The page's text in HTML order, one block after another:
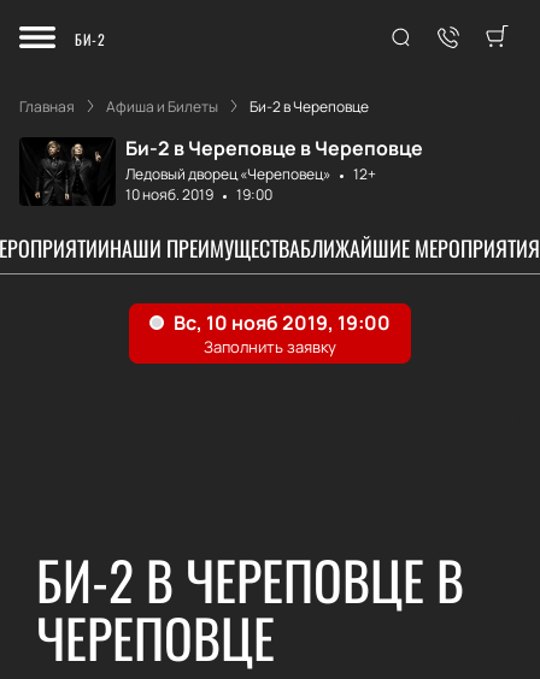
БИ-2
Главная Афиша и Билеты Би-2 в Череповце
Би-2 в Череповце в Череповце
Ледовый дворец «Череповец»
12+
10 нояб. 2019
19:00
НАШИ ПРЕИМУЩЕСТВАБЛИЖАЙШИЕ МЕРОПРИЯТИЯ
БИ-2 В ЧЕРЕПОВЦЕ В
ЧЕРЕПОВЦЕ